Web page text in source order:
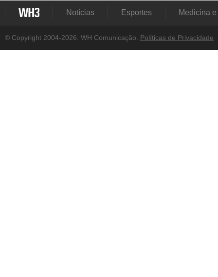
Notícias Esportes Medicina
© Copyright 2004-2026. WH Comunicação. Políticas de Privacidade